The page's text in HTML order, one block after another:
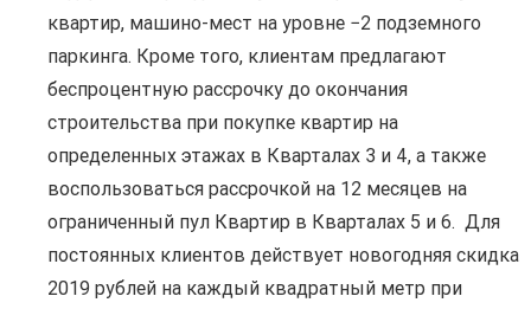
квартир, машино-мест на уровне −2 подземного
паркинга. Кроме того, клиентам предлагают
беспроцентную рассрочку до окончания
строительства при покупке квартир на
определенных этажах в Кварталах 3 и 4, а также
воспользоваться рассрочкой на 12 месяцев на
ограниченный пул Квартир в Кварталах 5 и 6. Для
постоянных клиентов действует новогодняя скидка
2019 рублей на каждый квадратный метр при